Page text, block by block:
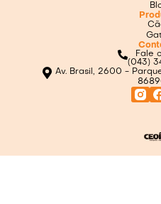
Fale
(043)
Av. Brasil, 2600 -